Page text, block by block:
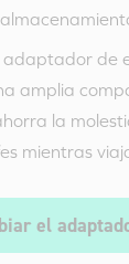
adaptador de
amplia
la
mientras
el